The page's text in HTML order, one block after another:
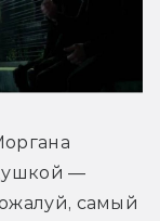
—
самый